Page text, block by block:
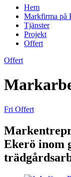
Hem
Markfirma på
Tjänster
Projekt
Offert
Offert
Fri Offert
Ekerö inom